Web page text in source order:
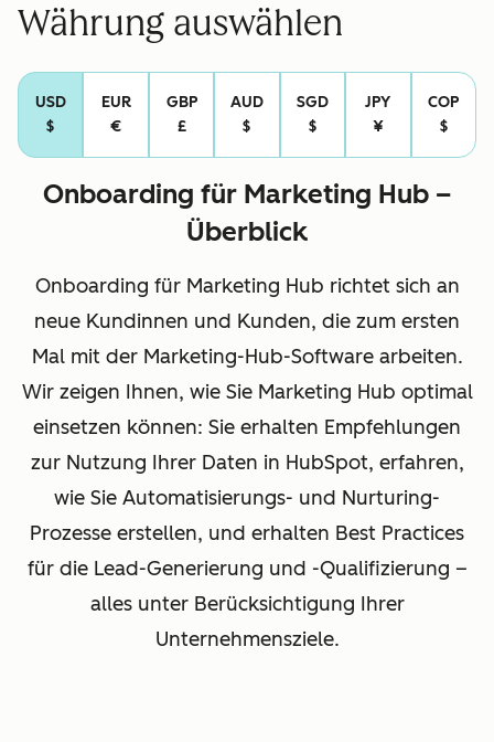
Währung auswählen
USD
$
EUR
€
GBP
£
AUD
$
SGD
$
JPY
¥
COP
$
Onboarding für Marketing Hub –
Überblick
Onboarding für Marketing Hub richtet sich an
neue Kundinnen und Kunden, die zum ersten
Mal mit der Marketing-Hub-Software arbeiten.
Wir zeigen Ihnen, wie Sie Marketing Hub optimal
einsetzen können: Sie erhalten Empfehlungen
zur Nutzung Ihrer Daten in HubSpot, erfahren,
wie Sie Automatisierungs- und Nurturing-
Prozesse erstellen, und erhalten Best Practices
für die Lead-Generierung und -Qualifizierung –
alles unter Berücksichtigung Ihrer
Unternehmensziele.